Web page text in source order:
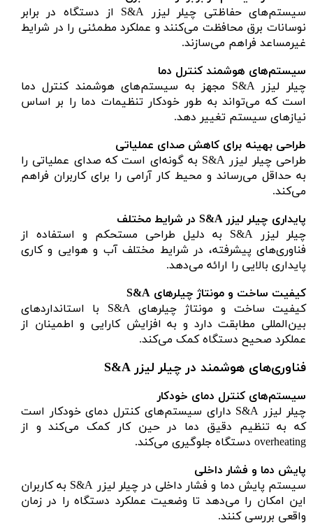
سیستم‌های حفاظتی چیلر لیزر S&A از دستگاه در برابر
نوسانات برق محافظت می‌کنند و عملکرد مطمئنی را در شرایط
غیرمساعد فراهم می‌سازند.
سیستم‌های هوشمند کنترل دما
چیلر لیزر S&A مجهز به سیستم‌های هوشمند کنترل دما
است که می‌تواند به طور خودکار تنظیمات دما را بر اساس
نیازهای سیستم تغییر دهد.
طراحی بهینه برای کاهش صدای عملیاتی
طراحی چیلر لیزر S&A به گونه‌ای است که صدای عملیاتی را
به حداقل می‌رساند و محیط کار آرامی را برای کاربران فراهم
می‌کند.
پایداری چیلر لیزر S&A در شرایط مختلف
چیلر لیزر S&A به دلیل طراحی مستحکم و استفاده از
فناوری‌های پیشرفته، در شرایط مختلف آب و هوایی و کاری
پایداری بالایی را ارائه می‌دهد.
کیفیت ساخت و مونتاژ چیلرهای S&A
کیفیت ساخت و مونتاژ چیلرهای S&A با استانداردهای
بین‌المللی مطابقت دارد و به افزایش کارایی و اطمینان از
عملکرد صحیح دستگاه کمک می‌کند.
فناوری‌های هوشمند در چیلر لیزر S&A
سیستم‌های کنترل دمای خودکار
چیلر لیزر S&A دارای سیستم‌های کنترل دمای خودکار است
که به تنظیم دقیق دما در حین کار کمک می‌کند و از
overheating دستگاه جلوگیری می‌کند.
پایش دما و فشار داخلی
سیستم پایش دما و فشار داخلی در چیلر لیزر S&A به کاربران
این امکان را می‌دهد تا وضعیت عملکرد دستگاه را در زمان
واقعی بررسی کنند.